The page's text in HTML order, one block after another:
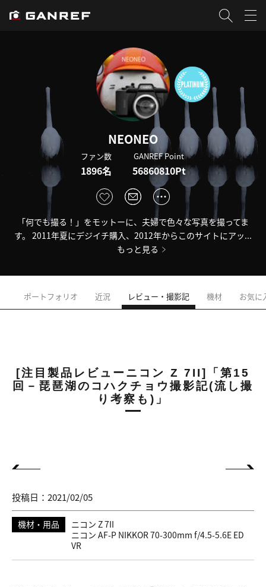
NEONEO
ファン数
1896名
GANREF Point
56860810Pt
「何でも撮る！」をモットーに、夫婦で色々な写真を撮ってま
す。 2011年夏にデジイチ購入、2012年からこのサイトにアッ...
もっと見る
ポートフォリオ 近況 レビュー・撮影記 機材 お気に
[注目製品レビューニコン Z 7II]「第15
回－琵琶湖のコハクチョウ撮影記(流し撮
り考察も)」
投稿日：2021/02/05
機材・用品
ニコン Z 7II
ニコン AF-P NIKKOR 70-300mm f/4.5-5.6E ED
VR